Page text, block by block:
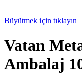
Büyütmek için tıklayın
Vatan
Ambalaj